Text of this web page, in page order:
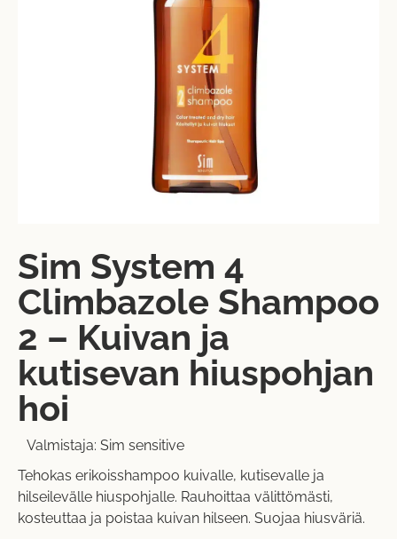
Sim System 4
Climbazole Shampoo
2 – Kuivan ja
kutisevan hiuspohjan
hoi
Valmistaja: Sim sensitive
Tehokas erikoisshampoo kuivalle, kutisevalle ja
hilseilevälle hiuspohjalle. Rauhoittaa välittömästi,
kosteuttaa ja poistaa kuivan hilseen. Suojaa hiusväriä.